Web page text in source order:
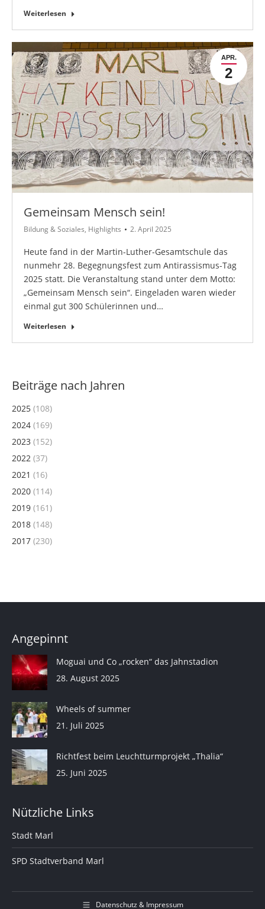
Weiterlesen
APR.
2
Gemeinsam Mensch sein!
Bildung & Soziales, Highlights 2. April 2025
Heute fand in der Martin-Luther-Gesamtschule das
nunmehr 28. Begegnungsfest zum Antirassismus-Tag
2025 statt. Die Veranstaltung stand unter dem Motto:
„Gemeinsam Mensch sein“. Eingeladen waren wieder
einmal gut 300 Schülerinnen und…
Weiterlesen
Beiträge nach Jahren
2025 (108)
2024 (169)
2023 (152)
2022 (37)
2021 (16)
2020 (114)
2019 (161)
2018 (148)
2017 (230)
Angepinnt
Moguai und Co „rocken“ das Jahnstadion
28. August 2025
Wheels of summer
21. Juli 2025
Richtfest beim Leuchtturmprojekt „Thalia“
25. Juni 2025
Nützliche Links
Stadt Marl
SPD Stadtverband Marl
Datenschutz & Impressum